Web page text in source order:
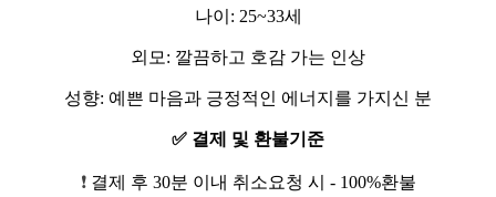
나이: 25~33세
외모: 깔끔하고 호감 가는 인상
성향: 예쁜 마음과 긍정적인 에너지를 가지신 분
✅ 결제 및 환불기준
❗결제 후 30분 이내 취소요청 시 - 100%환불